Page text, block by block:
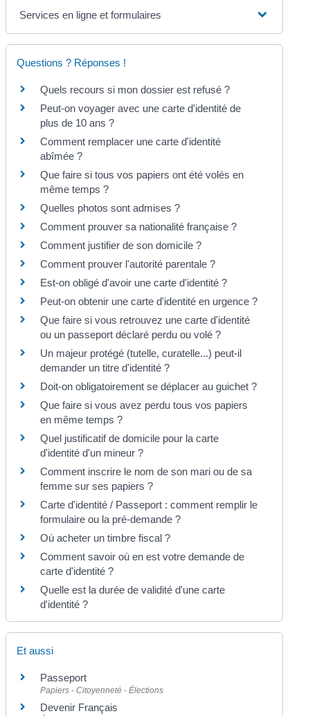
Services en ligne et formulaires
Questions ? Réponses !
Quels recours si mon dossier est refusé ?
Peut-on voyager avec une carte d'identité de
plus de 10 ans ?
Comment remplacer une carte d'identité
abîmée ?
Que faire si tous vos papiers ont été volés en
même temps ?
Quelles photos sont admises ?
Comment prouver sa nationalité française ?
Comment justifier de son domicile ?
Comment prouver l'autorité parentale ?
Est-on obligé d'avoir une carte d'identité ?
Peut-on obtenir une carte d'identité en urgence ?
Que faire si vous retrouvez une carte d'identité
ou un passeport déclaré perdu ou volé ?
Un majeur protégé (tutelle, curatelle...) peut-il
demander un titre d'identité ?
Doit-on obligatoirement se déplacer au guichet ?
Que faire si vous avez perdu tous vos papiers
en même temps ?
Quel justificatif de domicile pour la carte
d'identité d'un mineur ?
Comment inscrire le nom de son mari ou de sa
femme sur ses papiers ?
Carte d'identité / Passeport : comment remplir le
formulaire ou la pré-demande ?
Où acheter un timbre fiscal ?
Comment savoir où en est votre demande de
carte d'identité ?
Quelle est la durée de validité d'une carte
d'identité ?
Et aussi
Passeport
Papiers - Citoyenneté - Élections
Devenir Français